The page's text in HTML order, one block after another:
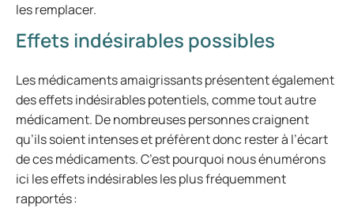
les remplacer.
Effets indésirables possibles
Les médicaments amaigrissants présentent également
des effets indésirables potentiels, comme tout autre
médicament. De nombreuses personnes craignent
qu’ils soient intenses et préfèrent donc rester à l’écart
de ces médicaments. C’est pourquoi nous énumérons
ici les effets indésirables les plus fréquemment
rapportés :